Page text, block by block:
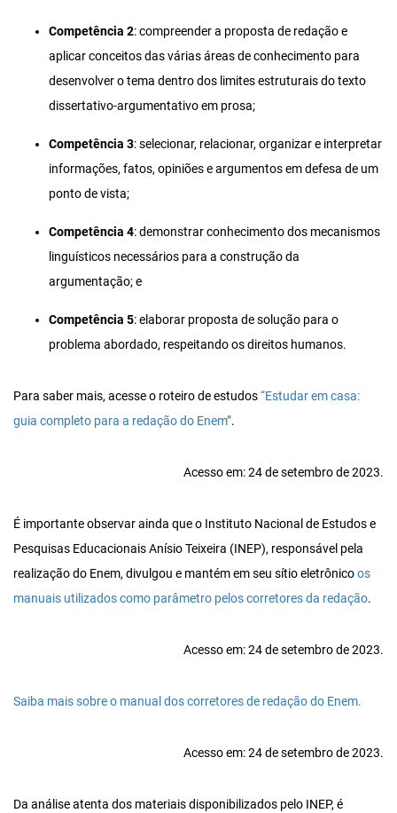
Competência 2: compreender a proposta de redação e
aplicar conceitos das várias áreas de conhecimento para
desenvolver o tema dentro dos limites estruturais do texto
dissertativo-argumentativo em prosa;
Competência 3: selecionar, relacionar, organizar e interpretar
informações, fatos, opiniões e argumentos em defesa de um
ponto de vista;
Competência 4: demonstrar conhecimento dos mecanismos
linguísticos necessários para a construção da
argumentação; e
Competência 5: elaborar proposta de solução para o
problema abordado, respeitando os direitos humanos.
Para saber mais, acesse o roteiro de estudos“Estudar em casa:
guia completo para a redação do Enem”.
Acesso em: 24 de setembro de 2023.
É importante observar ainda que o Instituto Nacional de Estudos e
Pesquisas Educacionais Anísio Teixeira (INEP), responsável pela
realização do Enem, divulgou e mantém em seu sítio eletrônicoos
manuais utilizados como parâmetro pelos corretores da redação.
Acesso em: 24 de setembro de 2023.
Saiba mais sobre o manual dos corretores de redação do Enem.
Acesso em: 24 de setembro de 2023.
Da análise atenta dos materiais disponibilizados pelo INEP, é